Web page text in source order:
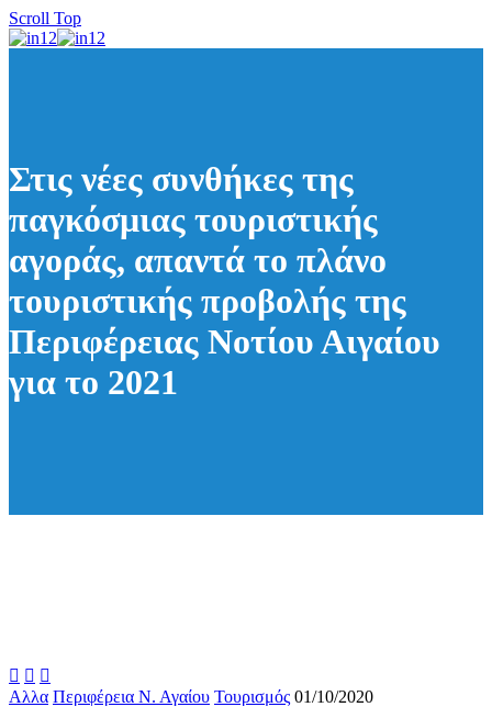
Scroll Top
Στις νέες συνθήκες της
παγκόσμιας τουριστικής
αγοράς, απαντά το πλάνο
τουριστικής προβολής της
Περιφέρειας Νοτίου Αιγαίου
για το 2021
  
Αλλα Περιφέρεια Ν. Αγαίου Τουρισμός 01/10/2020